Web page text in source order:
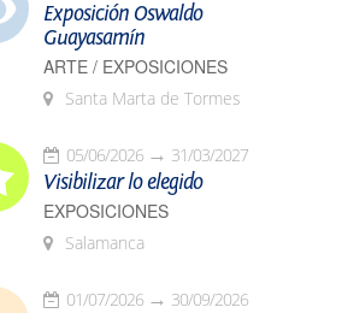
Exposición Oswaldo
Guayasamín
ARTE / EXPOSICIONES
Santa Marta de Tormes
05/06/2026 31/03/2027
Visibilizar lo elegido
EXPOSICIONES
Salamanca
01/07/2026 30/09/2026